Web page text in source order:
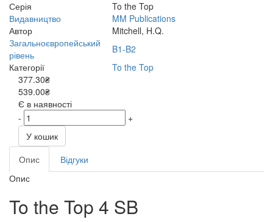
Серія
To the Top
Видавництво
MM Publications
Автор
Mitchell, H.Q.
Загальноєвропейський
рівень
B1-B2
Категорії
To the Top
377.30₴
539.00₴
Є в наявності
-
+
У кошик
Опис
Відгуки
Опис
To the Top 4 SB